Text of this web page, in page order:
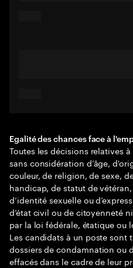
Egalité des chances face à
Toutes les décisions relatives
sans considération d’âge,
couleur, de religion, de sexe,
handicap, de statut de
d’identité sexuelle ou
d’état civil ou de citoyenneté
par la loi fédérale, étatique ou
Les candidats à un poste sont
dossiers de condamnation ou
effacés dans le cadre de leur